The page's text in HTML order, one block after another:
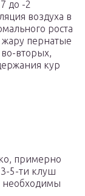
до -2
воздуха в
роста
пернатые
во-вторых,
кур
примерно
3-5-ти клуш
необходимы